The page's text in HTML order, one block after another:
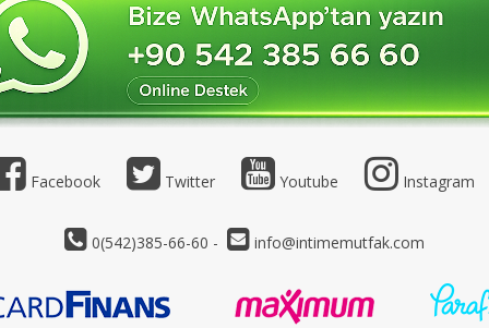
Facebook Twitter Youtube Instagram
0(542)385-66-60 - info@intimemutfak.com